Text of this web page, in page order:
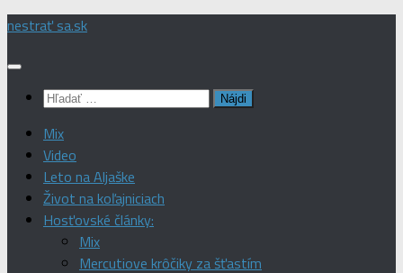
Preskočiť
obsah
nestrať sa.sk
Hľadať:
Mix
Video
Leto na Aljaške
Život na koľajniciach
Hosťovské články:
Mix
Mercutiove krôčiky za šťastím